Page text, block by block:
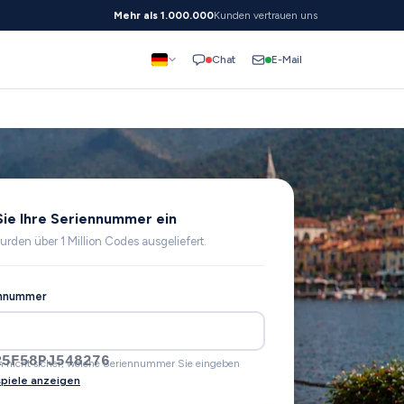
Mehr als 1.000.000Kunden vertrauen uns
Chat E-Mail
Ihre Seriennummer ein
über 1 Million Codes ausgeliefert.
nicht sicher, welche Seriennummer Sie eingeben
anzeigen